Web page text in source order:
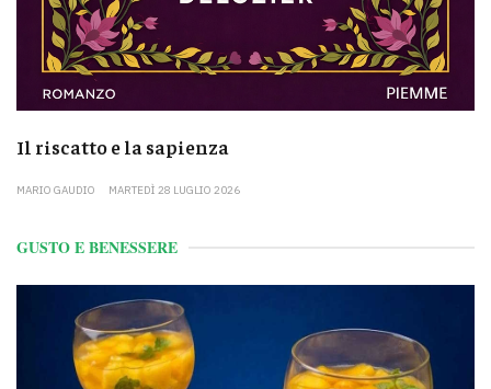
Il riscatto e la sapienza
MARIO GAUDIO MARTEDÌ 28 LUGLIO 2026
GUSTO E BENESSERE